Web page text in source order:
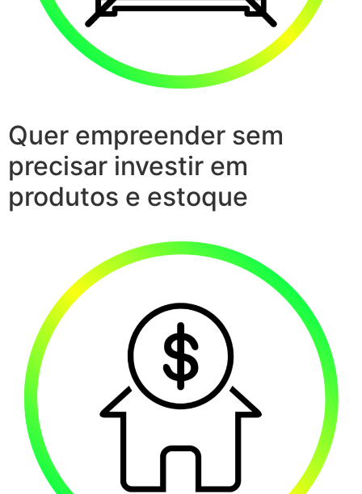
Quer empreender sem
precisar investir em
produtos e estoque